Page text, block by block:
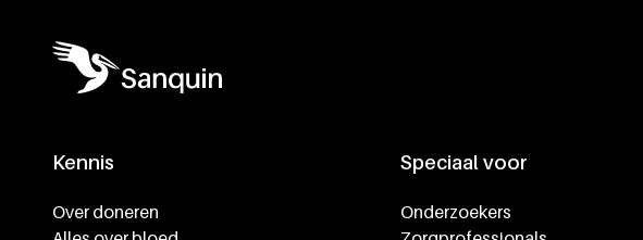
Kennis
Over doneren
Speciaal voor
Onderzoekers